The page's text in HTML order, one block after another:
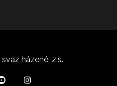
házené, z.s.